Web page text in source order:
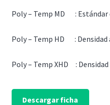
Poly – Temp MD : Estándar
Poly – Temp HD : Densidad
Poly – Temp XHD :
Descargar ficha